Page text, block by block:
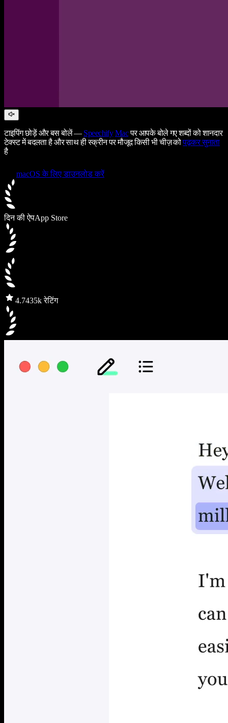
टाइपिंग छोड़ें और बस बोलें — Speechify Macपर आपके बोले गए शब्दों को शानदार
टेक्स्ट में बदलता है और साथ ही स्क्रीन पर मौजूद किसी भी चीज़ कोपढ़कर सुनाता
है
macOS के लिए डाउनलोड करें
दिन की ऐपApp Store
4.7435k रेटिंग